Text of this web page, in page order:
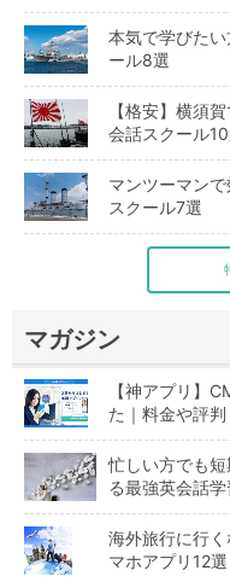
本気で学びた
ール8選
【格安】横須
会話スクール
マンツーマン
スクール7選
マガジン
【神アプリ】
た｜料金や評
忙しい方でも
る最強英会話
海外旅行に行
マホアプリ12選